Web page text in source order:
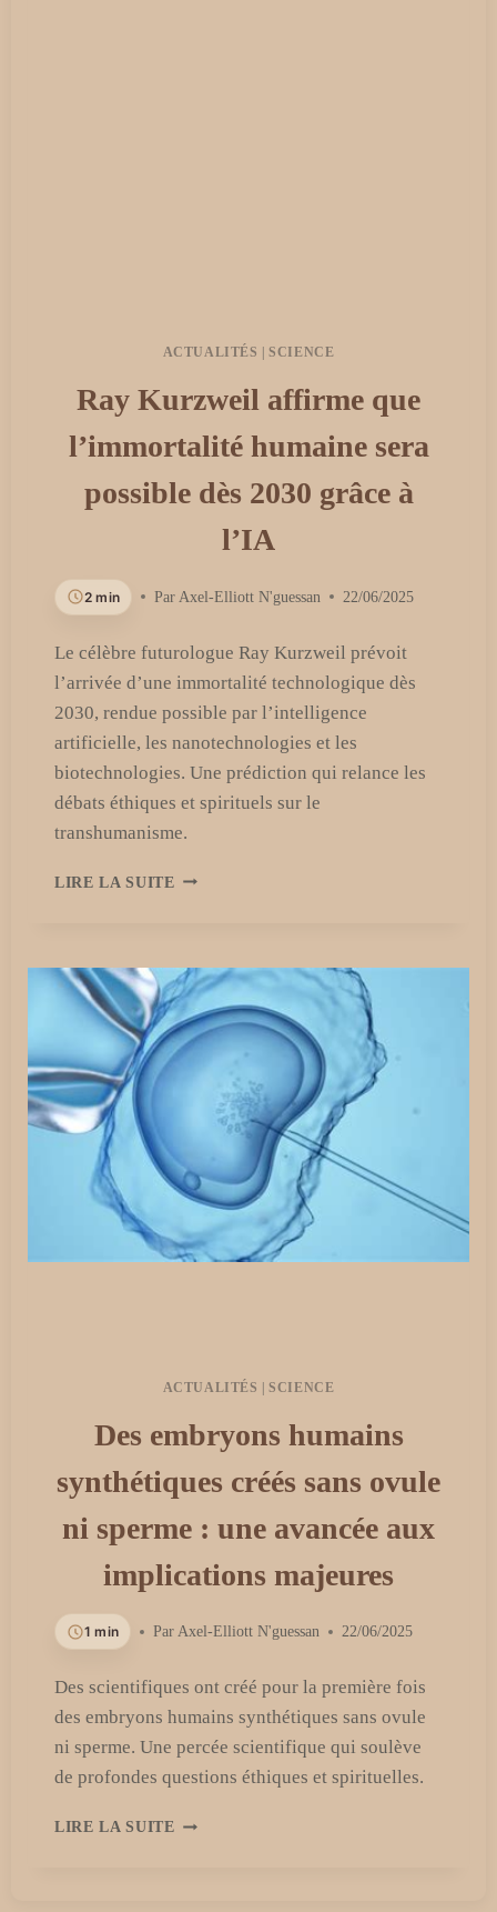
ACTUALITÉS |SCIENCE
Ray Kurzweil affirme que
l’immortalité humaine sera
possible dès 2030 grâce à
l’IA
2 min Par Axel-Elliott N'guessan 22/06/2025
Le célèbre futurologue Ray Kurzweil prévoit
l’arrivée d’une immortalité technologique dès
2030, rendue possible par l’intelligence
artificielle, les nanotechnologies et les
biotechnologies. Une prédiction qui relance les
débats éthiques et spirituels sur le
transhumanisme.
LIRE LA SUITE RAY
L’IMMORTALITÉ
HUMAINE
SERA
POSSIBLE
GRÂCE
ACTUALITÉS |SCIENCE
Des embryons humains
synthétiques créés sans ovule
ni sperme : une avancée aux
implications majeures
1 min Par Axel-Elliott N'guessan 22/06/2025
Des scientifiques ont créé pour la première fois
des embryons humains synthétiques sans ovule
ni sperme. Une percée scientifique qui soulève
de profondes questions éthiques et spirituelles.
LIRE LA SUITE DES